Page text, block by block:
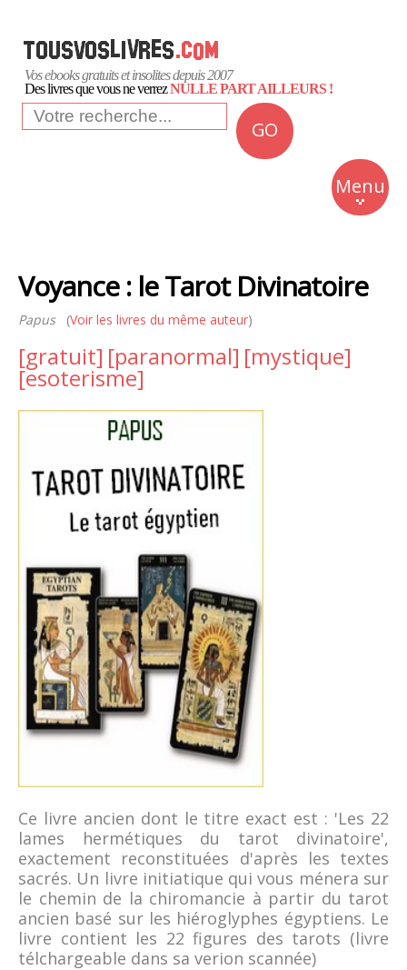
Vos ebooks gratuits et insolites depuis 2007
Des livres que vous ne verrezNULLE PART AILLEURS !
GO
Menu
Insolite
Business
Culture
Voyance : le Tarot Divinatoire
Papus(Voir les livres du même auteur)
[gratuit] [paranormal] [mystique]
[esoterisme]
Ce livre ancien dont le titre exact est : 'Les 22
lames hermétiques du tarot divinatoire',
exactement reconstituées d'après les textes
sacrés. Un livre initiatique qui vous ménera sur
le chemin de la chiromancie à partir du tarot
ancien basé sur les hiéroglyphes égyptiens. Le
livre contient les 22 figures des tarots (livre
télchargeable dans sa verion scannée)